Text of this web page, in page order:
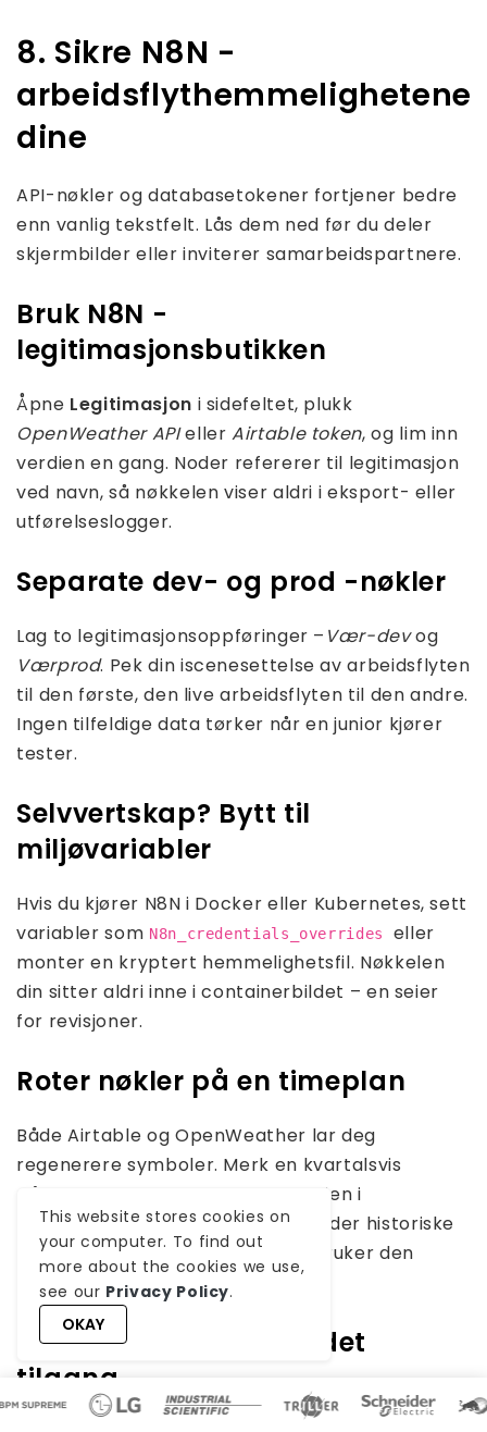
8. Sikre N8N -
arbeidsflythemmelighetene
dine
API-nøkler og databasetokener fortjener bedre
enn vanlig tekstfelt. Lås dem ned før du deler
skjermbilder eller inviterer samarbeidspartnere.
Bruk N8N -
legitimasjonsbutikken
Åpne Legitimasjon i sidefeltet, plukk
OpenWeather APIellerAirtable token, og lim inn
verdien en gang. Noder refererer til legitimasjon
ved navn, så nøkkelen viser aldri i eksport- eller
utførelseslogger.
Separate dev- og prod -nøkler
Lag to legitimasjonsoppføringer – Vær-devog
Værprod. Pek din iscenesettelse av arbeidsflyten
til den første, den live arbeidsflyten til den andre.
Ingen tilfeldige data tørker når en junior kjører
tester.
Selvvertskap? Bytt til
miljøvariabler
Hvis du kjører N8N i Docker eller Kubernetes, sett
variabler som N8n_credentials_overrides eller
monter en kryptert hemmelighetsfil. Nøkkelen
din sitter aldri inne i containerbildet – en seier
for revisjoner.
Roter nøkler på en timeplan
Både Airtable og OpenWeather lar deg
regenerere symboler. Merk en kvartalsvis
påminnelse og slipp den nye verdien i
legitimasjonsoppføringen. N8N holder historiske
løp intakte mens fremtidige løp bruker den
ferske nøkkelen.
Begrens arbeidsområdet
tilgang
This website stores cookies on
your computer. To find out
more about the cookies we use,
see our Privacy Policy.
OKAY